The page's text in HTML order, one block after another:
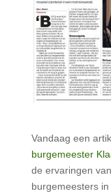
Vandaag een
burgemeester
de ervaringen
burgemeesters